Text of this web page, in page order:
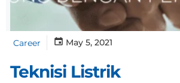
Career May 5, 2021
Teknisi Listrik